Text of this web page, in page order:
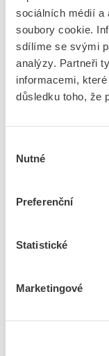
sociálních médií a
soubory cookie.
sdílíme se svými
analýzy. Partneři
informacemi,
důsledku toho, že
souhlasu
Nutné
Preferenční
Statistické
Marketingové
Dostupnost na pobočce
Přidat k porovnání
Pouze na poptání
Přidat k porovnání